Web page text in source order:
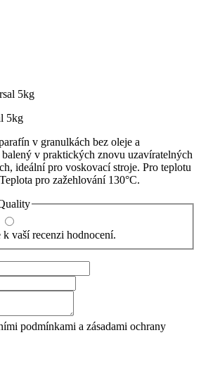
5kg
v granulkách bez oleje a
v praktických znovu uzavíratelných
ideální pro voskovací stroje. Pro teplotu
pro zažehlování 130°C.
vaší recenzi hodnocení.
podmínkami a zásadami ochrany